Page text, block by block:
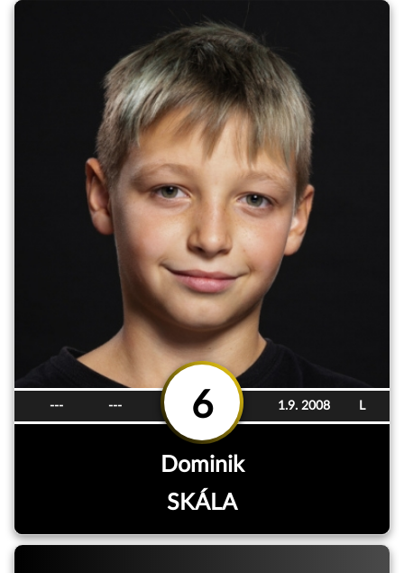
Dominik
SKÁLA
6
--- --- 1.9. 2008 L